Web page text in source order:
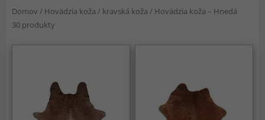
Domov / Hovädzia koža / kravská koža / Hovädzia koža – Hnedá
30 produkty